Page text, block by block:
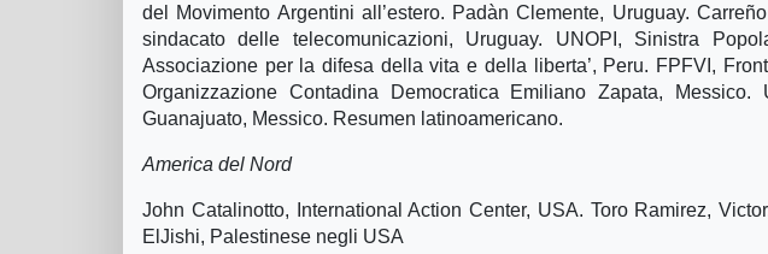
del Movimento Argentini all’estero. Padà­n Clemente, Uruguay.
sindacato delle telecomunicazioni, Uruguay. UNOPI, Sinistra
Associazione per la difesa della vita e della liberta’, Peru. FPFVI,
Organizzazione Contadina Democratica Emiliano Zapata,
Guanajuato, Messico. Resumen latinoamericano.
America del Nord
John Catalinotto, International Action Center, USA. Toro Ramirez,
ElJishi, Palestinese negli USA